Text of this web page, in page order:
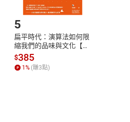
5
扁平時代：演算法如何限
縮我們的品味與文化【電
子書】
$385
1% (賺3點)